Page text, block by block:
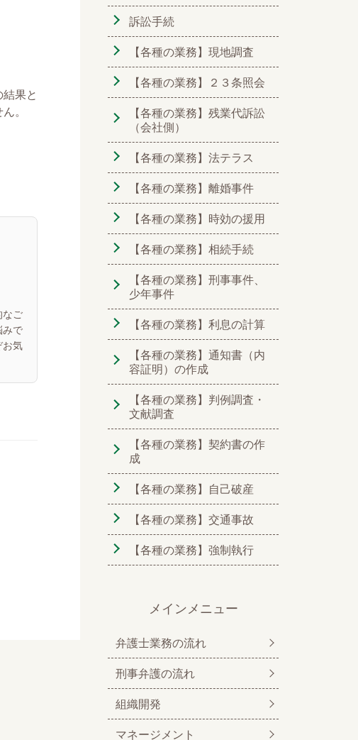
果と
。
なご
みで
お気
訴訟手続
【各種の業務】現地調査
【各種の業務】２３条照会
【各種の業務】残業代訴訟
（会社側）
【各種の業務】法テラス
【各種の業務】離婚事件
【各種の業務】時効の援用
【各種の業務】相続手続
【各種の業務】刑事事件、
少年事件
【各種の業務】利息の計算
【各種の業務】通知書（内
容証明）の作成
【各種の業務】判例調査・
文献調査
【各種の業務】契約書の作
成
【各種の業務】自己破産
【各種の業務】交通事故
【各種の業務】強制執行
メインメニュー
弁護士業務の流れ
刑事弁護の流れ
組織開発
マネージメント